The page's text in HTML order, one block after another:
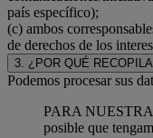
país específico);
(c) ambos
de derechos de los
3. ¿POR QUÉ
Podemos procesar sus
PARA
posible que